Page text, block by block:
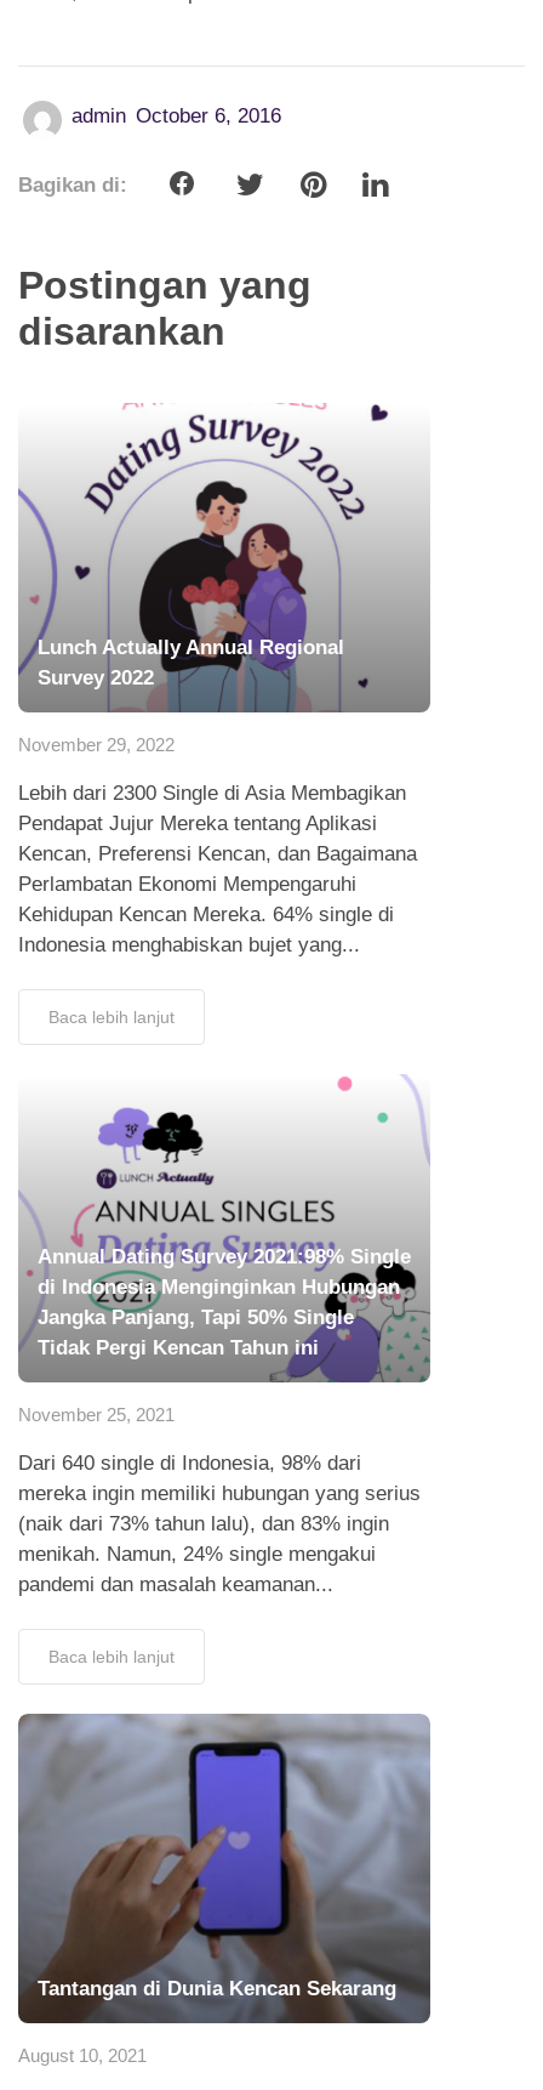
admin October 6, 2016
Bagikan di:
Postingan yang
disarankan
Lunch Actually Annual Regional
Survey 2022
November 29, 2022
Lebih dari 2300 Single di Asia Membagikan
Pendapat Jujur Mereka tentang Aplikasi
Kencan, Preferensi Kencan, dan Bagaimana
Perlambatan Ekonomi Mempengaruhi
Kehidupan Kencan Mereka. 64% single di
Indonesia menghabiskan bujet yang...
Baca lebih lanjut
Annual Dating Survey 2021:98% Single
di Indonesia Menginginkan Hubungan
Jangka Panjang, Tapi 50% Single
Tidak Pergi Kencan Tahun ini
November 25, 2021
Dari 640 single di Indonesia, 98% dari
mereka ingin memiliki hubungan yang serius
(naik dari 73% tahun lalu), dan 83% ingin
menikah. Namun, 24% single mengakui
pandemi dan masalah keamanan...
Baca lebih lanjut
Tantangan di Dunia Kencan Sekarang
August 10, 2021